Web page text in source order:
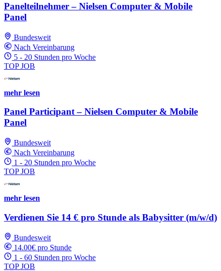
Panelteilnehmer – Nielsen Computer & Mobile
Panel
Bundesweit
Nach Vereinbarung
5 - 20 Stunden pro Woche
TOP JOB
mehr lesen
Panel Participant – Nielsen Computer & Mobile
Panel
Bundesweit
Nach Vereinbarung
1 - 20 Stunden pro Woche
TOP JOB
mehr lesen
Verdienen Sie 14 € pro Stunde als Babysitter (m/w/d)
Bundesweit
14.00€ pro Stunde
1 - 60 Stunden pro Woche
TOP JOB